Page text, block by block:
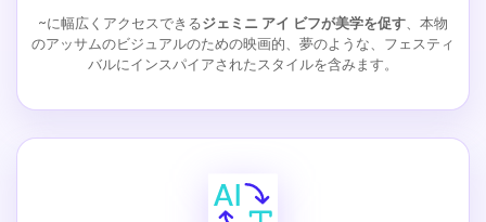
~に幅広くアクセスできるジェミニ アイ ビフが美学を促す 、本物
のアッサムのビジュアルのための映画的、夢のような、フェスティ
バルにインスパイアされたスタイルを含みます。